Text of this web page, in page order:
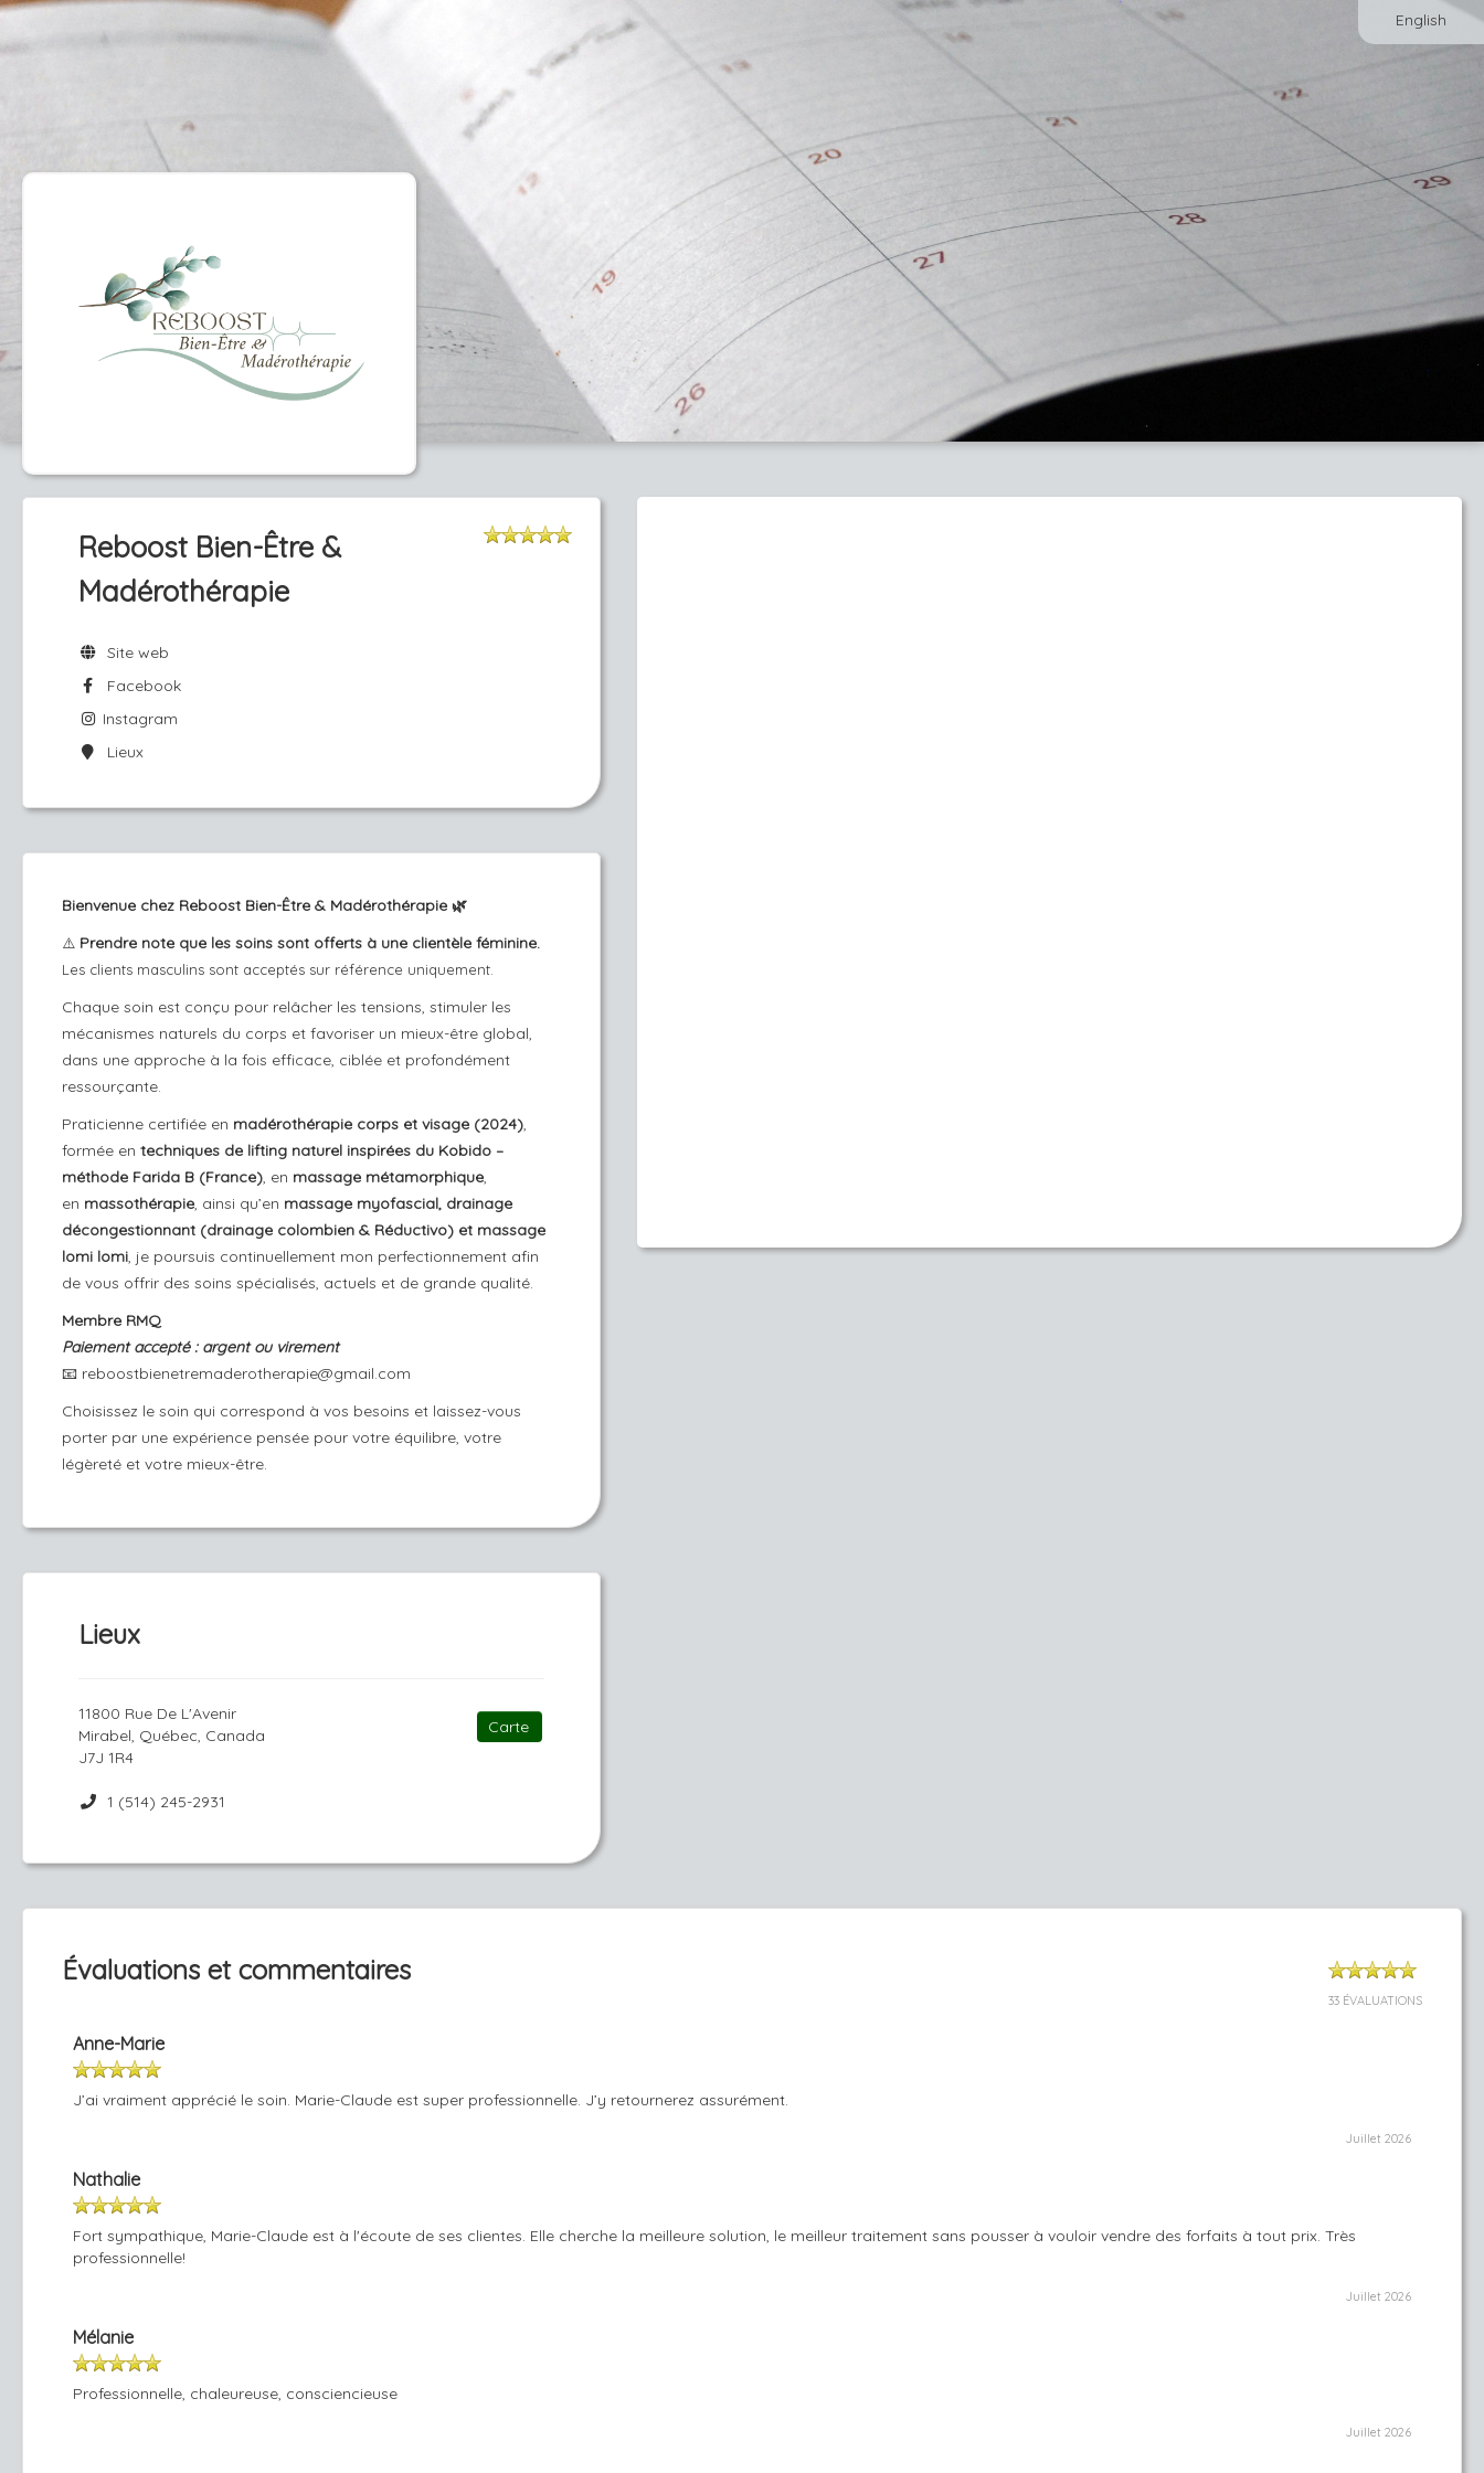
English
Reboost Bien-Être &
Madérothérapie
Site web
Facebook
Instagram
Lieux
Bienvenue chez Reboost Bien-Être & Madérothérapie 🌿
⚠️ Prendre note que les soins sont offerts à une clientèle féminine.
Les clients masculins sont acceptés sur référence uniquement.
Chaque soin est conçu pour relâcher les tensions, stimuler les
mécanismes naturels du corps et favoriser un mieux-être global,
dans une approche à la fois efficace, ciblée et profondément
ressourçante.
Praticienne certifiée en madérothérapie corps et visage (2024),
formée en techniques de lifting naturel inspirées du Kobido –
méthode Farida B (France), en massage métamorphique,
en massothérapie, ainsi qu’en massage myofascial, drainage
décongestionnant (drainage colombien & Réductivo) et massage
lomi lomi, je poursuis continuellement mon perfectionnement afin
de vous offrir des soins spécialisés, actuels et de grande qualité.
Membre RMQ
Paiement accepté : argent ou virement
📧 reboostbienetremaderotherapie@gmail.com
Choisissez le soin qui correspond à vos besoins et laissez-vous
porter par une expérience pensée pour votre équilibre, votre
légèreté et votre mieux-être.
Lieux
11800 Rue De L'Avenir
Mirabel, Québec, Canada
J7J 1R4
1 (514) 245-2931
Carte
Évaluations et commentaires
33 ÉVALUATIONS
Anne-Marie
J’ai vraiment apprécié le soin. Marie-Claude est super professionnelle. J’y retournerez assurément.
Juillet 2026
Nathalie
Fort sympathique, Marie-Claude est à l'écoute de ses clientes. Elle cherche la meilleure solution, le meilleur traitement sans pousser à vouloir vendre des forfaits à tout prix. Très
professionnelle!
Juillet 2026
Mélanie
Professionnelle, chaleureuse, consciencieuse
Juillet 2026